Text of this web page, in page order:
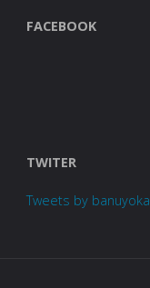
FACEBOOK
TWITER
Tweets by banuyoka